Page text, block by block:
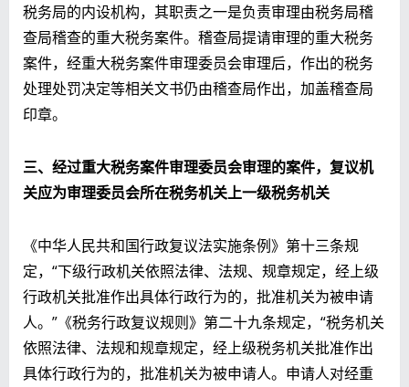
税务局的内设机构，其职责之一是负责审理由税务局稽
查局稽查的重大税务案件。稽查局提请审理的重大税务
案件，经重大税务案件审理委员会审理后，作出的税务
处理处罚决定等相关文书仍由稽查局作出，加盖稽查局
印章。
三、经过重大税务案件审理委员会审理的案件，复议机
关应为审理委员会所在税务机关上一级税务机关
《中华人民共和国行政复议法实施条例》第十三条规
定，“下级行政机关依照法律、法规、规章规定，经上级
行政机关批准作出具体行政行为的，批准机关为被申请
人。”《税务行政复议规则》第二十九条规定，“税务机关
依照法律、法规和规章规定，经上级税务机关批准作出
具体行政行为的，批准机关为被申请人。申请人对经重